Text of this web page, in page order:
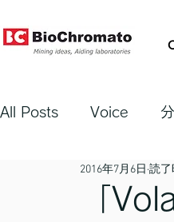
All Posts Voice
「
2016年7月6日 読了